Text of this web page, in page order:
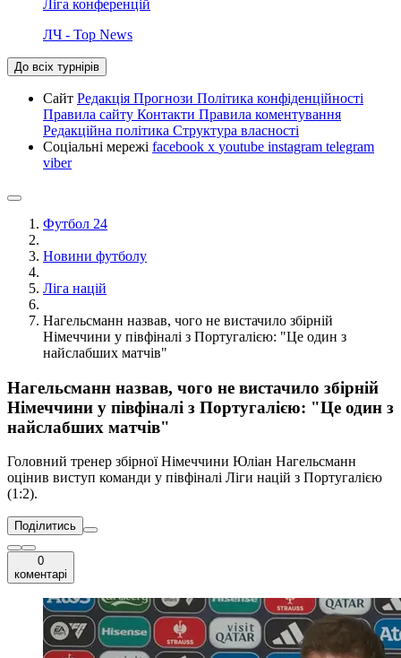
Ліга конференцій
ЛЧ - Top News
До всіх турнірів
Сайт Редакція Прогнози Політика конфіденційності
Правила сайту Контакти Правила коментування
Редакційна політика Структура власності
Соціальні мережі facebook x youtube instagram telegram
viber
Футбол 24
Новини футболу
Ліга націй
Нагельсманн назвав, чого не вистачило збірній
Німеччини у півфіналі з Португалією: "Це один з
найслабших матчів"
Нагельсманн назвав, чого не вистачило збірній
Німеччини у півфіналі з Португалією: "Це один з
найслабших матчів"
Головний тренер збірної Німеччини Юліан Нагельсманн
оцінив виступ команди у півфіналі Ліги націй з Португалією
(1:2).
Поділитись
0
коментарі